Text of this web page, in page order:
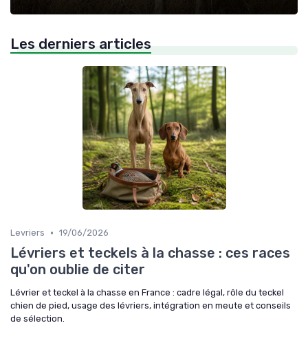
Les derniers articles
Levriers • 19/06/2026
Lévriers et teckels à la chasse : ces races
qu'on oublie de citer
Lévrier et teckel à la chasse en France : cadre légal, rôle du teckel
chien de pied, usage des lévriers, intégration en meute et conseils
de sélection.